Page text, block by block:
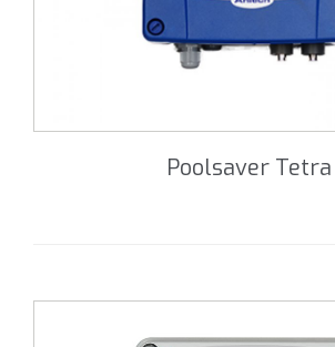
Poolsaver Tetra